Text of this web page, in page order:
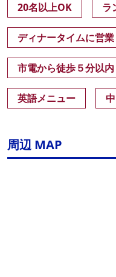
20名以上OK ラ
ディナータイムに営業
市電から徒歩５分以内
英語メニュー
周辺 MAP